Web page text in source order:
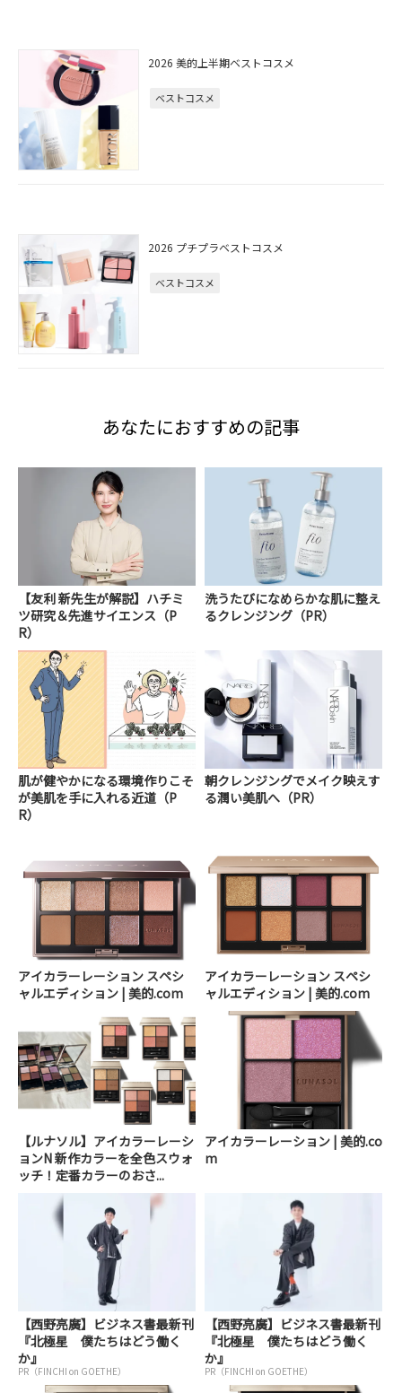
2026 美的上半期ベストコスメ
ベストコスメ
2026 プチプラベストコスメ
ベストコスメ
あなたにおすすめの記事
【友利 新先生が解説】ハチミ
ツ研究＆先進サイエンス（P
R）
洗うたびになめらかな肌に整え
るクレンジング（PR）
肌が健やかになる環境作りこそ
が美肌を手に入れる近道（P
R）
朝クレンジングでメイク映えす
る潤い美肌へ（PR）
アイカラーレーション スペシ
ャルエディション | 美的.com
アイカラーレーション スペシ
ャルエディション | 美的.com
【ルナソル】アイカラーレーシ
ョンN 新作カラーを全色スウォ
ッチ！定番カラーのおさ...
アイカラーレーション | 美的.co
m
【西野亮廣】ビジネス書最新刊
『北極星 僕たちはどう働く
か』
PR（FINCHI on GOETHE）
【西野亮廣】ビジネス書最新刊
『北極星 僕たちはどう働く
か』
PR（FINCHI on GOETHE）